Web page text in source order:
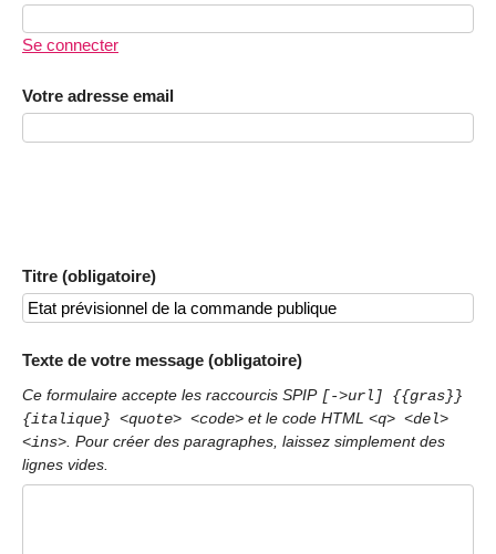
Se connecter
Votre adresse email
Titre (obligatoire)
Texte de votre message (obligatoire)
Ce formulaire accepte les raccourcis SPIP [->url] {{gras}}
{italique} <quote> <code> et le code HTML <q> <del>
<ins>. Pour créer des paragraphes, laissez simplement des
lignes vides.